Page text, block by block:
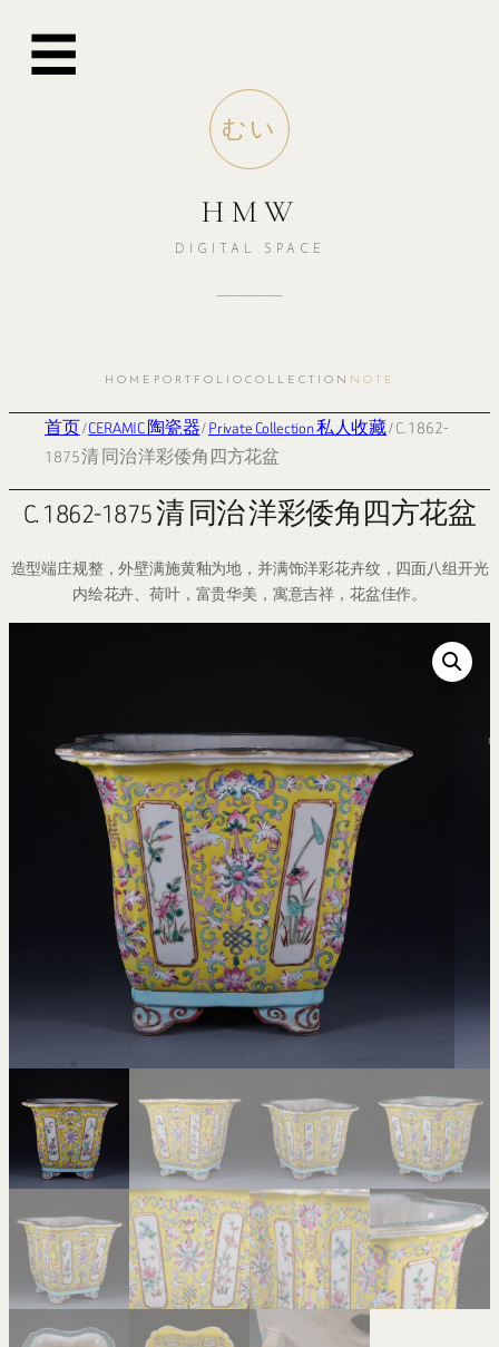
☰
むい
HMW
DIGITAL SPACE
HOME PORTFOLIO COLLECTION NOTE
首页/CERAMIC 陶瓷器/Private Collection 私人收藏/ C. 1862-
1875 清 同治 洋彩倭角四方花盆
C. 1862-1875 清 同治 洋彩倭角四方花盆
造型端庄规整，外壁满施黄釉为地，并满饰洋彩花卉纹，四面八组开光
内绘花卉、荷叶，富贵华美，寓意吉祥，花盆佳作。